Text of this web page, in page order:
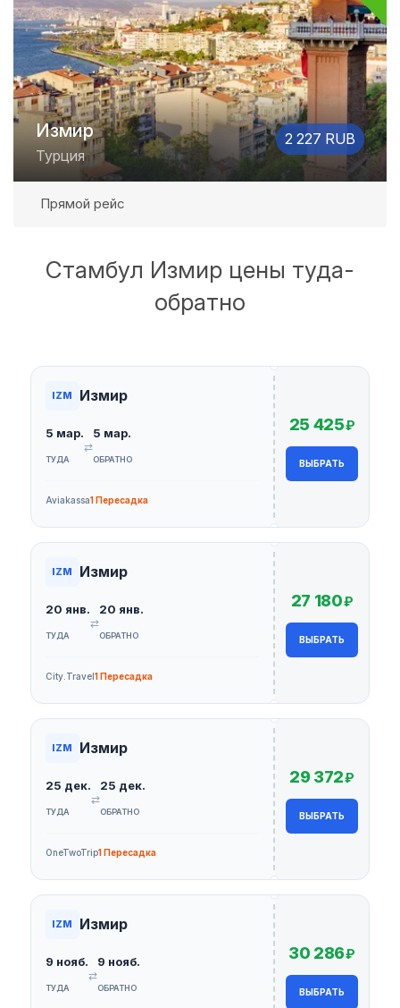
Измир
Турция
2 227 RUB
Прямой рейс
Стамбул Измир цены туда-
обратно
IZM Измир
5 мар.
ТУДА
⇄
5 мар.
ОБРАТНО
Aviakassa1 Пересадка
25 425₽
ВЫБРАТЬ
IZM Измир
20 янв.
ТУДА
⇄
20 янв.
ОБРАТНО
City.Travel1 Пересадка
27 180₽
ВЫБРАТЬ
IZM Измир
25 дек.
ТУДА
⇄
25 дек.
ОБРАТНО
OneTwoTrip1 Пересадка
29 372₽
ВЫБРАТЬ
IZM Измир
9 нояб.
ТУДА
⇄
9 нояб.
ОБРАТНО
30 286₽
ВЫБРАТЬ